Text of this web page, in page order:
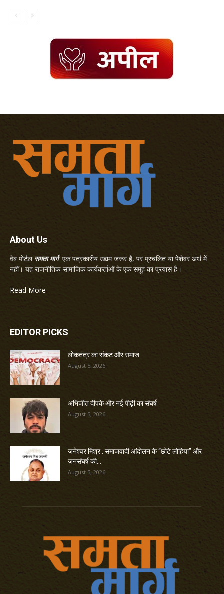
About Us
वेब पोर्टल समता मार्गएक पत्रकारीय उद्यम जरूर है, पर प्रचलित या पेशेवर अर्थ में
नहीं। यह राजनीतिक-सामाजिक कार्यकर्ताओं के एक समूह का प्रयास है।
Read More
EDITOR PICKS
लोकतंत्र का संकट और समाज
August 5, 2026
अभिजीत दीपके और नई पीढ़ी का संघर्ष
August 5, 2026
जनेश्वर मिश्र : समाजवादी आंदोलन के “छोटे लोहिया” और
जनसंघर्ष की...
August 5, 2026